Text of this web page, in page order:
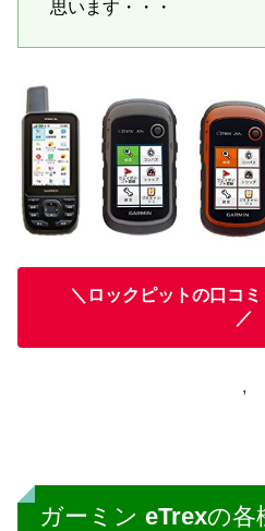
思います・・・
＼ロックピットの口コ
／
,
ガーミン eTrexの各